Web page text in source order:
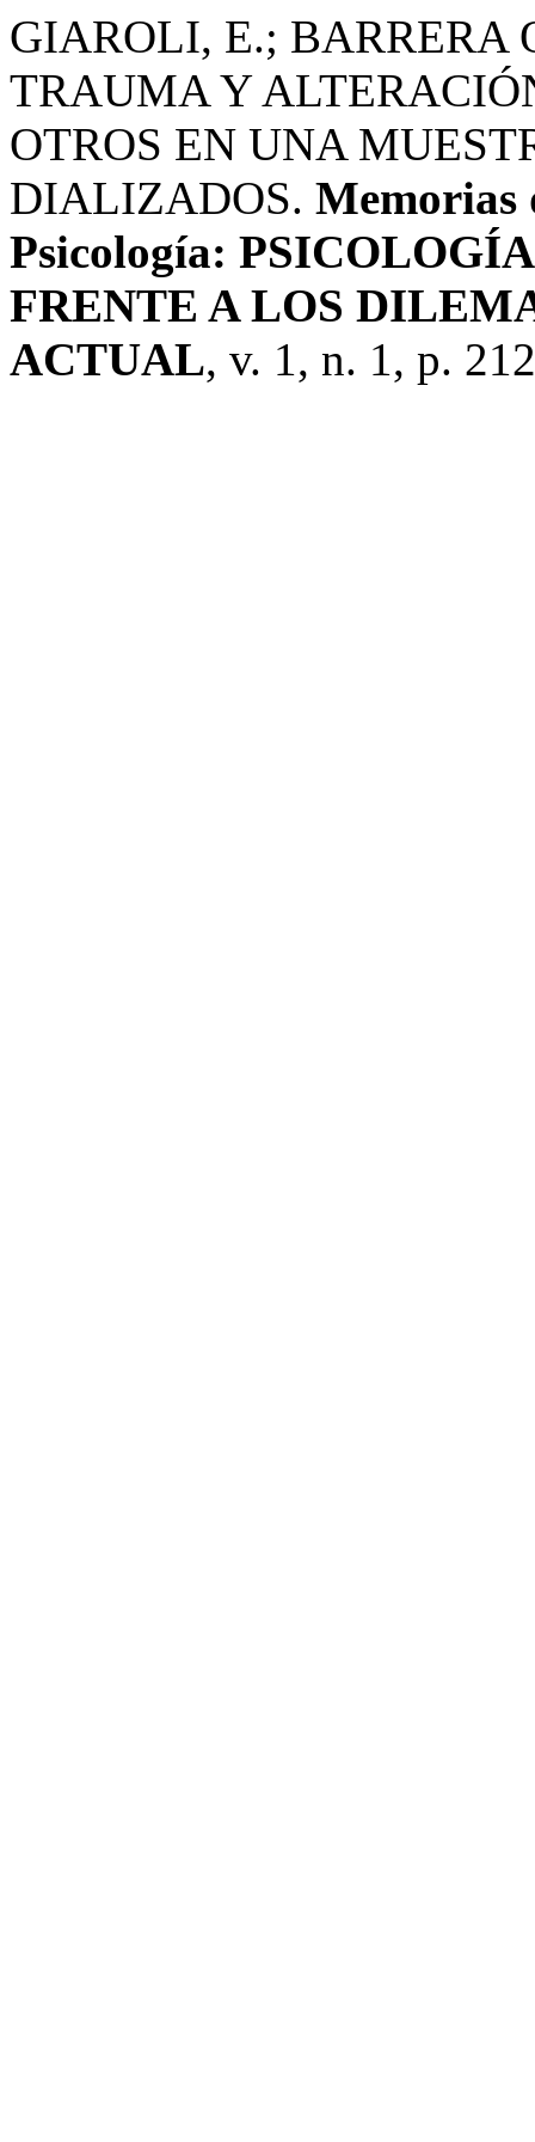
GIAROLI, E.; BARRERA
TRAUMA Y
OTROS EN UNA
DIALIZADOS. Memorias
Psicología:
FRENTE A LOS
ACTUAL, v. 1, n. 1, p.